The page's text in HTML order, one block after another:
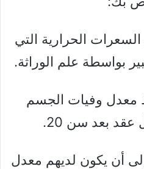
السعرات الحرارية التي
بواسطة علم الوراثة.
وفيات الجسم
أن يكون لديهم معدل